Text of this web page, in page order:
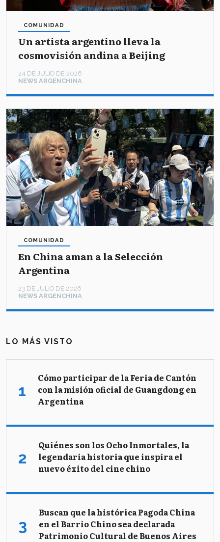
Un artista argentino lleva la
cosmovisión andina a Beijing
NEWS ARGENCHINA
COMUNIDAD
24 DE JULIO DE 2026
En China aman a la Selección
Argentina
NEWS ARGENCHINA
COMUNIDAD
23 DE JULIO DE 2026
LO MÁS VISTO
Cómo participar de la Feria de Cantón
con la misión oficial de Guangdong en
Argentina
Quiénes son los Ocho Inmortales, la
legendaria historia que inspira el
nuevo éxito del cine chino
Buscan que la histórica Pagoda China
en el Barrio Chino sea declarada
Patrimonio Cultural de Buenos Aires